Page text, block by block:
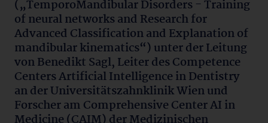
(„TemporoMandibular Disorders - Training
of neural networks and Research for
Advanced Classification and Explanation of
mandibular kinematics“) unter der Leitung
von Benedikt Sagl, Leiter des Competence
Centers Artificial Intelligence in Dentistry
an der Universitätszahnklinik Wien und
Forscher am Comprehensive Center AI in